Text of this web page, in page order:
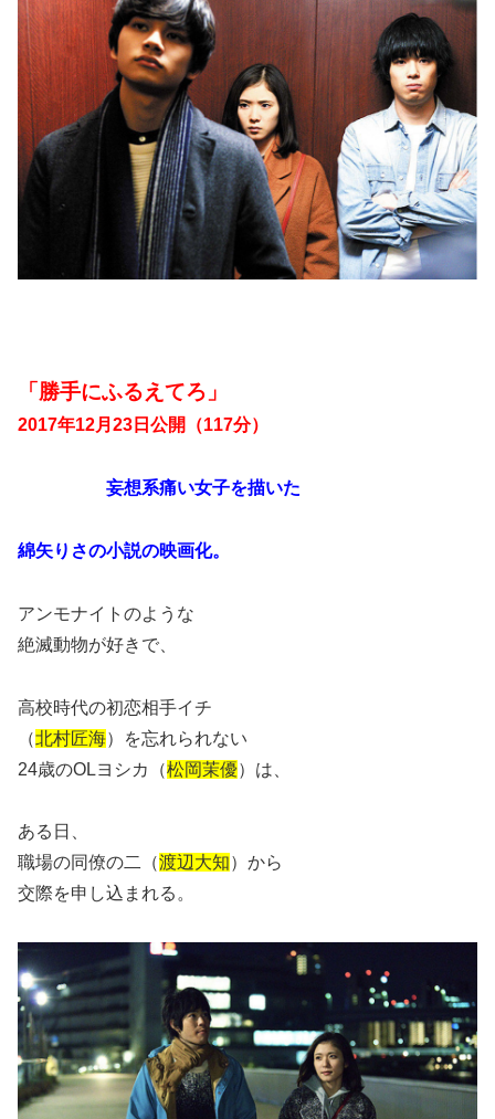
「勝手にふるえてろ」
2017年12月23日公開（117分）
妄想系痛い女子を描いた
綿矢りさの小説の映画化。
アンモナイトのような
絶滅動物が好きで、
高校時代の初恋相手イチ
（北村匠海）を忘れられない
24歳のOLヨシカ（松岡茉優）は、
ある日、
職場の同僚の二（渡辺大知）から
交際を申し込まれる。